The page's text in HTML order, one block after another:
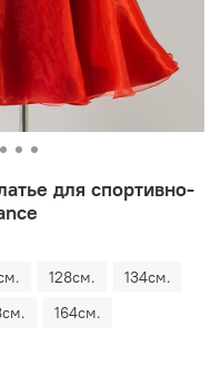
для спортивно-
128см.
134см.
164см.